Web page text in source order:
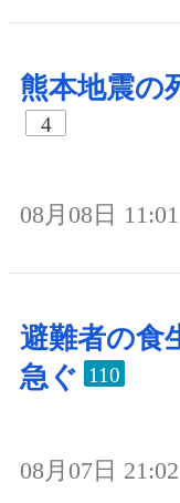
熊本地震の
4
08月08日 11:01
避難者の食
急ぐ 110
08月07日 21:02